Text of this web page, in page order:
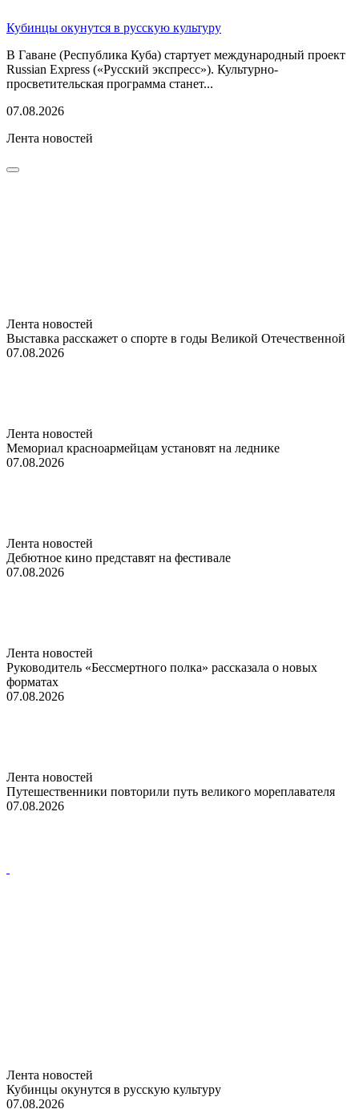
Кубинцы окунутся в русскую культуру
В Гаване (Республика Куба) стартует международный проект
Russian Express («Русский экспресс»). Культурно-
просветительская программа станет...
07.08.2026
Лента новостей
Лента новостей
Выставка расскажет о спорте в годы Великой Отечественной
07.08.2026
Лента новостей
Мемориал красноармейцам установят на леднике
07.08.2026
Лента новостей
Дебютное кино представят на фестивале
07.08.2026
Лента новостей
Руководитель «Бессмертного полка» рассказала о новых
форматах
07.08.2026
Лента новостей
Путешественники повторили путь великого мореплавателя
07.08.2026
Лента новостей
Кубинцы окунутся в русскую культуру
07.08.2026